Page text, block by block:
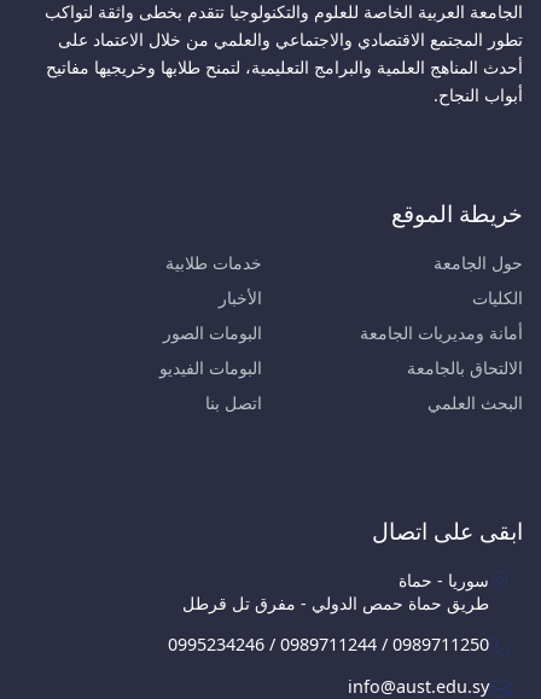
الجامعة العربية الخاصة للعلوم والتكنولوجيا تتقدم بخطى واثقة لتواكب
تطور المجتمع الاقتصادي والاجتماعي والعلمي من خلال الاعتماد على
أحدث المناهج العلمية والبرامج التعليمية، لتمنح طلابها وخريجيها مفاتيح
أبواب النجاح.
خريطة الموقع
حول الجامعة
الكليات
أمانة ومديريات الجامعة
الالتحاق بالجامعة
البحث العلمي
خدمات طلابية
الأخبار
البومات الصور
البومات الفيديو
اتصل بنا
ابقى على اتصال
سوريا - حماة
طريق حماة حمص الدولي - مفرق تل قرطل
0995234246 / 0989711244 / 0989711250
info@aust.edu.sy